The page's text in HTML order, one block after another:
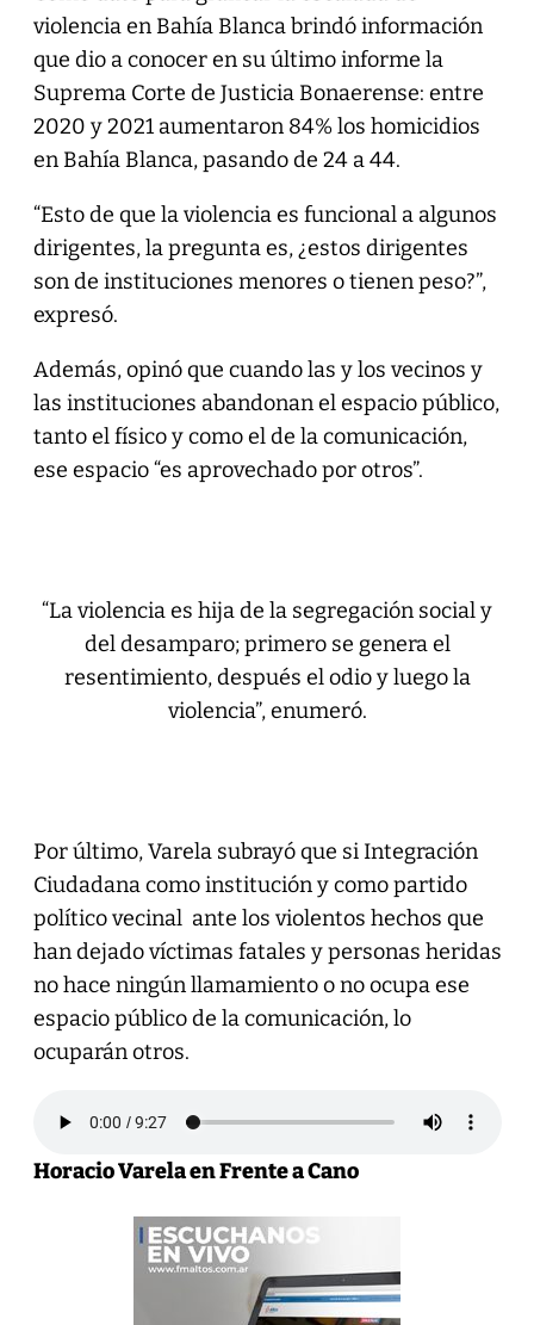
violencia en Bahía Blanca brindó información
que dio a conocer en su último informe la
Suprema Corte de Justicia Bonaerense: entre
2020 y 2021 aumentaron 84% los homicidios
en Bahía Blanca, pasando de 24 a 44.
“Esto de que la violencia es funcional a algunos
dirigentes, la pregunta es, ¿estos dirigentes
son de instituciones menores o tienen peso?”,
expresó.
Además, opinó que cuando las y los vecinos y
las instituciones abandonan el espacio público,
tanto el físico y como el de la comunicación,
ese espacio “es aprovechado por otros”.
“La violencia es hija de la segregación social y
del desamparo; primero se genera el
resentimiento, después el odio y luego la
violencia”, enumeró.
Por último, Varela subrayó que si Integración
Ciudadana como institución y como partido
político vecinal ante los violentos hechos que
han dejado víctimas fatales y personas heridas
no hace ningún llamamiento o no ocupa ese
espacio público de la comunicación, lo
ocuparán otros.
Horacio Varela en Frente a Cano